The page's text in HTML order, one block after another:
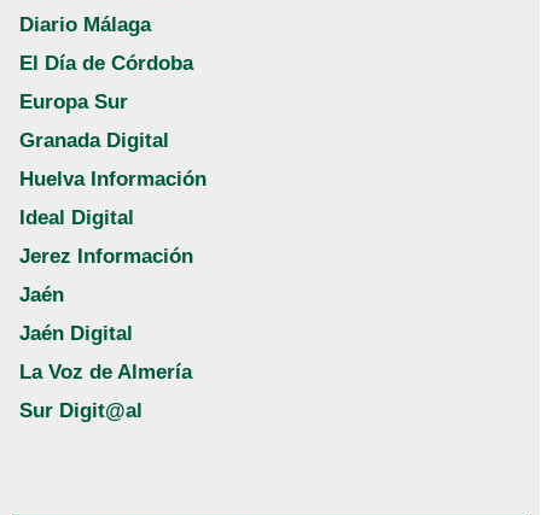
Diario Málaga
El Día de Córdoba
Europa Sur
Granada Digital
Huelva Información
Ideal Digital
Jerez Información
Jaén
Jaén Digital
La Voz de Almería
Sur Digit@al